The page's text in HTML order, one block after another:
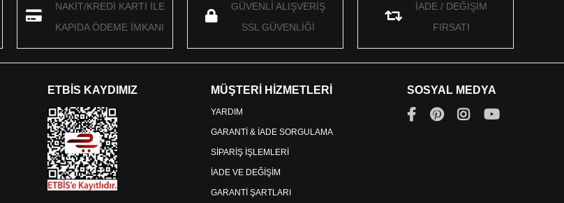
NAKİT/KREDİ KARTI İLE
KAPIDA ÖDEME İMKANI
GÜVENLİ ALIŞVERİŞ
SSL GÜVENLİĞİ
İADE / DEĞİŞİM
FIRSATI
ETBİS KAYDIMIZ MÜŞTERİ HİZMETLERİ
YARDIM
GARANTİ & İADE SORGULAMA
SİPARİŞ İŞLEMLERİ
İADE VE DEĞİŞİM
GARANTİ ŞARTLARI
SOSYAL MEDYA